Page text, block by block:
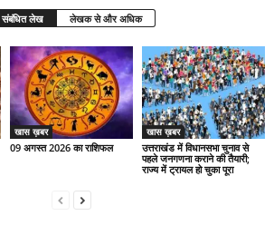
संबंधित लेख लेखक से और अधिक
खास ख़बर
09 अगस्त 2026 का राशिफल
खास ख़बर
उत्तराखंड में विधानसभा चुनाव से
पहले जनगणना कराने की तैयारी;
राज्य में ट्रायल हो चुका पूरा